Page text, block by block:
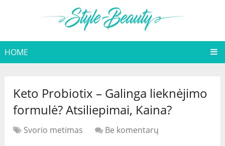
HOME
Keto Probiotix – Galinga lieknėjimo
formulė? Atsiliepimai, Kaina?
Svorio metimas
Be komentarų